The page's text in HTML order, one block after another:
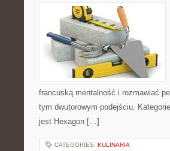
francuską mentalność i rozmawiać
tym dwutorowym podejściu.
jest Hexagon […]
CATEGORIES: KULINARIA